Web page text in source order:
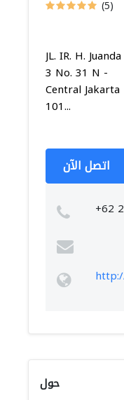
(5)
JL. IR. H. Juanda
3 No. 31 N -
Central Jakarta
101...
اتصل الآن
+62
حول